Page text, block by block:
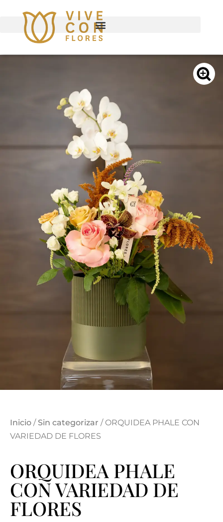
Inicio / Sin categorizar / ORQUIDEA PHALE CON
VARIEDAD DE FLORES
ORQUIDEA PHALE
CON VARIEDAD DE
FLORES